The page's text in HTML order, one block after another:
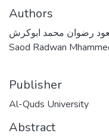
Authors
رضوان محمد ابوكرش
Saod Radwan
Publisher
Al-Quds University
Abstract